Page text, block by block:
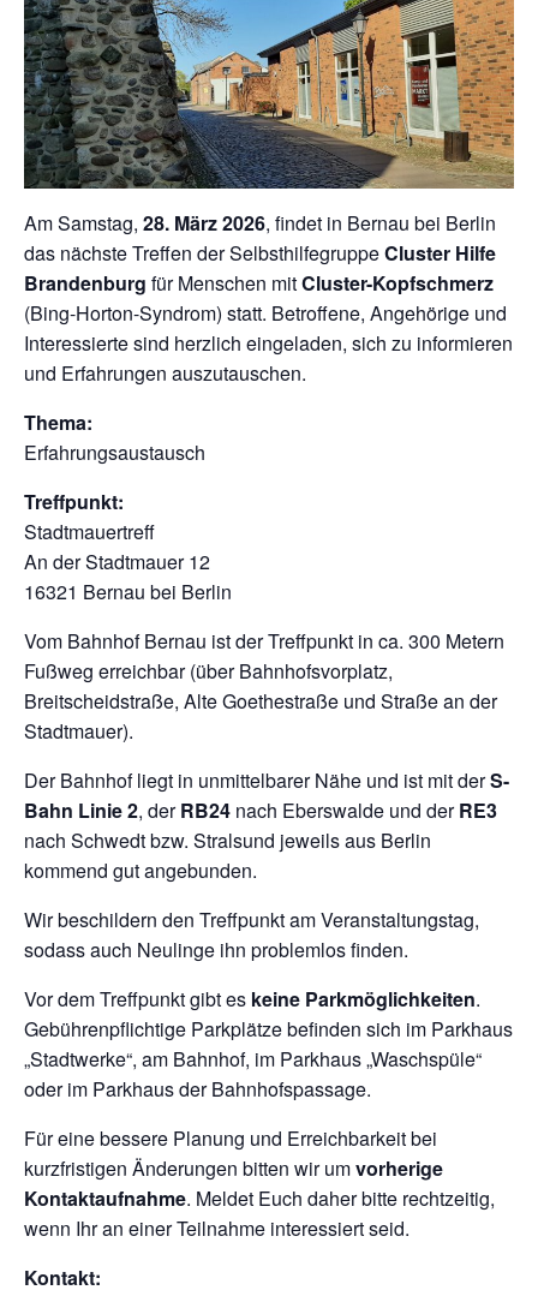
Am Samstag, 28. März 2026, findet in Bernau bei Berlin
das nächste Treffen der SelbsthilfegruppeCluster Hilfe
Brandenburg für Menschen mitCluster-Kopfschmerz
(Bing-Horton-Syndrom) statt. Betroffene, Angehörige und
Interessierte sind herzlich eingeladen, sich zu informieren
und Erfahrungen auszutauschen.
Thema:
Erfahrungsaustausch
Treffpunkt:
Stadtmauertreff
An der Stadtmauer 12
16321 Bernau bei Berlin
Vom Bahnhof Bernau ist der Treffpunkt in ca. 300 Metern
Fußweg erreichbar (über Bahnhofsvorplatz,
Breitscheidstraße, Alte Goethestraße und Straße an der
Stadtmauer).
Der Bahnhof liegt in unmittelbarer Nähe und ist mit derS-
Bahn Linie 2, derRB24 nach Eberswalde und derRE3
nach Schwedt bzw. Stralsund jeweils aus Berlin
kommend gut angebunden.
Wir beschildern den Treffpunkt am Veranstaltungstag,
sodass auch Neulinge ihn problemlos finden.
Vor dem Treffpunkt gibt es keine Parkmöglichkeiten.
Gebührenpflichtige Parkplätze befinden sich im Parkhaus
„Stadtwerke“, am Bahnhof, im Parkhaus „Waschspüle“
oder im Parkhaus der Bahnhofspassage.
Für eine bessere Planung und Erreichbarkeit bei
kurzfristigen Änderungen bitten wir umvorherige
Kontaktaufnahme. Meldet Euch daher bitte rechtzeitig,
wenn Ihr an einer Teilnahme interessiert seid.
Kontakt: